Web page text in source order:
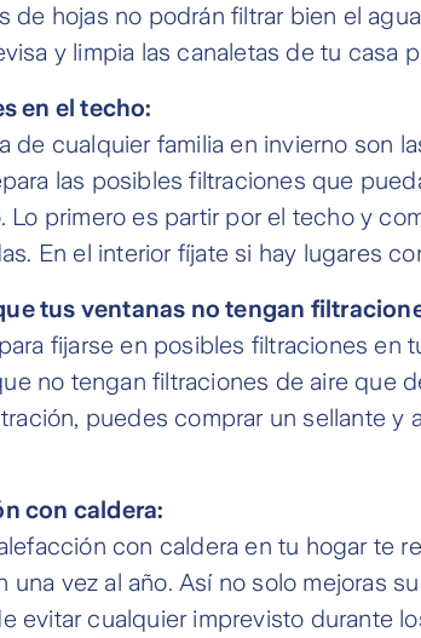
de hojas no podrán filtrar bien el
y limpia las canaletas de tu casa
en el techo:
de cualquier familia en invierno son
las posibles filtraciones que
Lo primero es partir por el techo y
En el interior fíjate si hay lugares
tus ventanas no tengan
fijarse en posibles filtraciones en
no tengan filtraciones de aire que
puedes comprar un sellante y
con caldera:
con caldera en tu hogar te
una vez al año. Así no solo mejoras
evitar cualquier imprevisto durante